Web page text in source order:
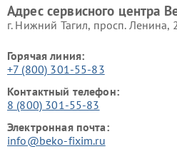
Адрес сервисного центра
г. Нижний Тагил, просп. Ленина,
Горячая линия:
+7 (800) 301-55-83
Контактный телефон:
8 (800) 301-55-83
Электронная почта:
info@beko-fixim.ru